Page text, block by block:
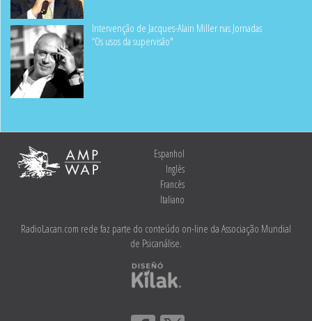
Intervenção de Jacques-Alain Miller nas Jornadas
“Os usos da supervisão"
Espanhol
Inglês
Francês
Italiano
RadioLacan.com rede faz parte do conteúdo on-line da Associação Mundial
de Psicanálise.